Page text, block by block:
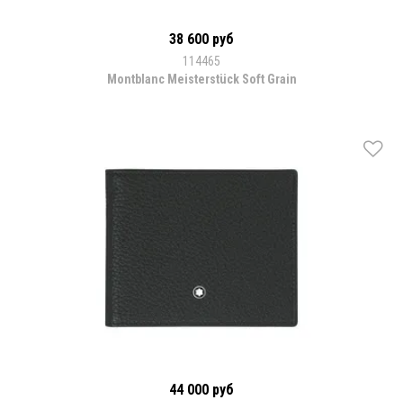
38 600 руб
114465
Montblanc Meisterstück Soft Grain
44 000 руб